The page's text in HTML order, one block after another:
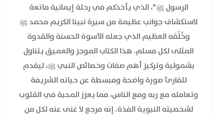
الرسول ﷺ"، الذي يأخذكم في رحلة إيمانية ماتعة
لاستكشاف جوانب عظيمة من سيرة نبينا الكريم محمد ﷺ
وخُلُقه العظيم الذي جعله الأسوة الحسنة والقدوة
المثلى لكل مسلم. هذا الكتاب الموجز والعميق يتناول
بشمولية وتركيز أهم صفات وخصائص النبي ﷺ، ليقدم
للقارئ صورة واضحة ومبسطة عن حياته الشريفة
وتعامله مع ربه ومع الناس، مما يعزز المحبة في القلوب
لشخصيته النبوية الفذة. إنه مرجع لا غنى عنه لكل من